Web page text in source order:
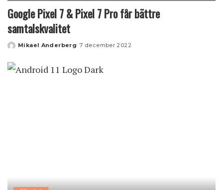
Google Pixel 7 & Pixel 7 Pro får bättre
samtalskvalitet
Posted
Mikael Anderberg 7 december 2022